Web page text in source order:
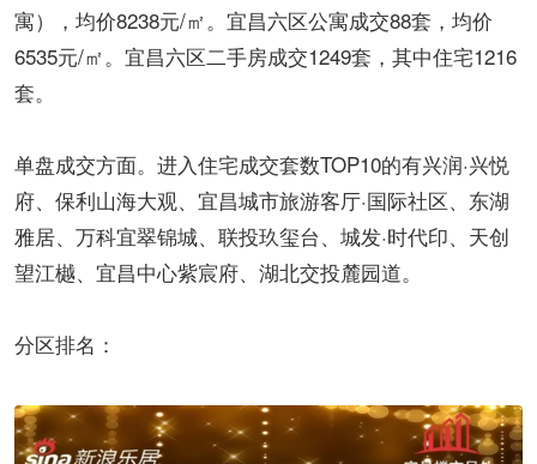
寓），均价8238元/㎡。宜昌六区公寓成交88套，均价
6535元/㎡。宜昌六区二手房成交1249套，其中住宅1216
套。
单盘成交方面。进入住宅成交套数TOP10的有兴润·兴悦
府、保利山海大观、宜昌城市旅游客厅·国际社区、东湖
雅居、万科宜翠锦城、联投玖玺台、城发·时代印、天创
望江樾、宜昌中心紫宸府、湖北交投麓园道。
分区排名：